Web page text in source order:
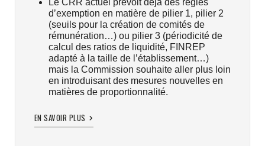
Le CRR actuel prévoit déjà des règles
d’exemption en matière de pilier 1, pilier 2
(seuils pour la création de comités de
rémunération…) ou pilier 3 (périodicité de
calcul des ratios de liquidité, FINREP
adapté à la taille de l’établissement…)
mais la Commission souhaite aller plus loin
en introduisant des mesures nouvelles en
matières de proportionnalité.
EN SAVOIR PLUS